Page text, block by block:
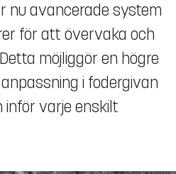
nu avancerade system
för att övervaka och
möjliggör en högre
i fodergivan
inför varje enskilt